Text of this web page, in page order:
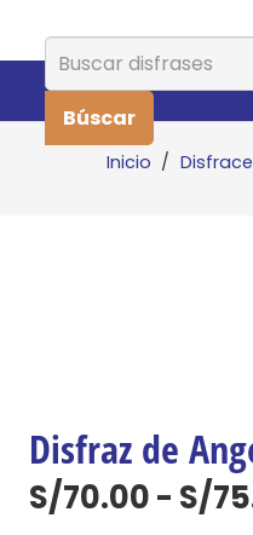
Buscar:
Inicio /
Disfraz de
S/70.00- S/